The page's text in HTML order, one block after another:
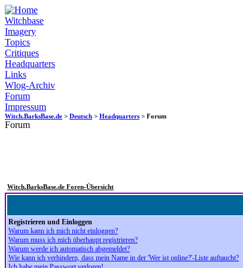
Witchbase
Imagery
Topics
Critiques
Headquarters
Links
Wlog-Archiv
Forum
Impressum
Witch.BarksBase.de > Deutsch > Headquarters > Forum
Forum
Witch.BarksBase.de Foren-Übersicht
Registrieren und Einloggen
Warum kann ich mich nicht einloggen?
Warum muss ich mich überhaupt registrieren?
Warum werde ich automatisch abgemeldet?
Wie kann ich verhindern, dass mein Name in der 'Wer ist online?'-Liste auftaucht?